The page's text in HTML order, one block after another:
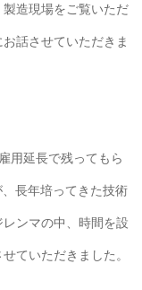
造現場をご覧いただ
話させていただきま
用延長で残ってもら
長年培ってきた技術
ンマの中、時間を設
ていただきました。